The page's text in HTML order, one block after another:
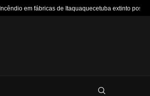
Incêndio em fábricas de Itaquaquecetuba extinto